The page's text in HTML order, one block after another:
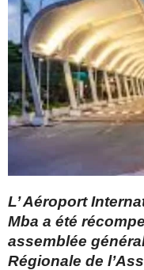
L’ Aéroport
Mba a été
assemblée
Régionale de